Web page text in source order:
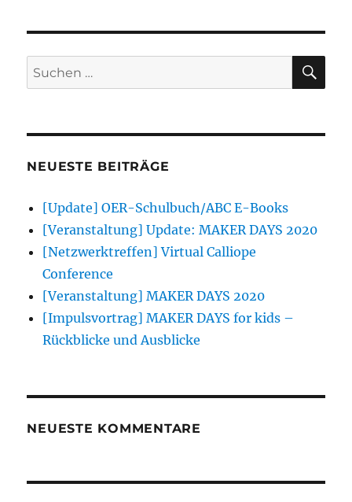
Suchen
nach:
NEUESTE BEITRÄGE
[Update] OER-Schulbuch/ABC E-Books
[Veranstaltung] Update: MAKER DAYS 2020
[Netzwerktreffen] Virtual Calliope
Conference
[Veranstaltung] MAKER DAYS 2020
[Impulsvortrag] MAKER DAYS for kids –
Rückblicke und Ausblicke
NEUESTE KOMMENTARE